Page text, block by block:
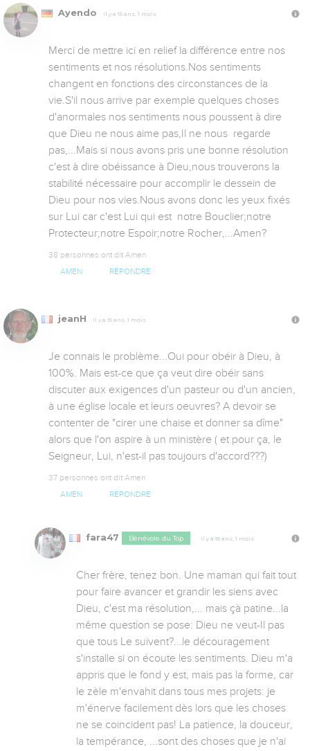
Ayendo Il y a 15 ans, 1 mois
Merci de mettre ici en relief la différence entre nos
sentiments et nos résolutions.Nos sentiments
changent en fonctions des circonstances de la
vie.S'il nous arrive par exemple quelques choses
d'anormales nos sentiments nous poussent à dire
que Dieu ne nous aime pas,Il ne nous  regarde
pas,...Mais si nous avons pris une bonne résolution
c'est à dire obéissance à Dieu,nous trouverons la
stabilité nécessaire pour accomplir le dessein de
Dieu pour nos vies.Nous avons donc les yeux fixés
sur Lui car c'est Lui qui est  notre Bouclier;notre
Protecteur;notre Espoir;notre Rocher,...Amen?
38 personnes ont dit Amen
AMEN RÉPONDRE
jeanH Il y a 15 ans, 1 mois
Je connais le problème...Oui pour obéir à Dieu, à
100%. Mais est-ce que ça veut dire obéir sans
discuter aux exigences d'un pasteur ou d'un ancien,
à une église locale et leurs oeuvres? A devoir se
contenter de "cirer une chaise et donner sa dîme"
alors que l'on aspire à un ministère ( et pour ça, le
Seigneur, Lui, n'est-il pas toujours d'accord???)
37 personnes ont dit Amen
AMEN RÉPONDRE
fara47 Bénévole du Top Il y a 15 ans, 1 mois
Cher frère, tenez bon. Une maman qui fait tout
pour faire avancer et grandir les siens avec
Dieu, c'est ma résolution,... mais çà patine...la
même question se pose: Dieu ne veut-Il pas
que tous Le suivent?...le découragement
s'installe si on écoute les sentiments. Dieu m'a
appris que le fond y est, mais pas la forme, car
le zèle m'envahit dans tous mes projets: je
m'énerve facilement dès lors que les choses
ne se coincident pas! La patience, la douceur,
la tempérance, ...sont des choses que je n'ai